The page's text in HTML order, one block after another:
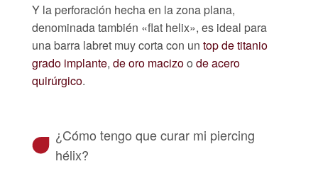
Y la perforación hecha en la zona plana,
denominada también «flat helix», es ideal para
una barra labret muy corta con un top de titanio
grado implante, de oro macizoo de acero
quirúrgico.
¿Cómo tengo que curar mi piercing
hélix?